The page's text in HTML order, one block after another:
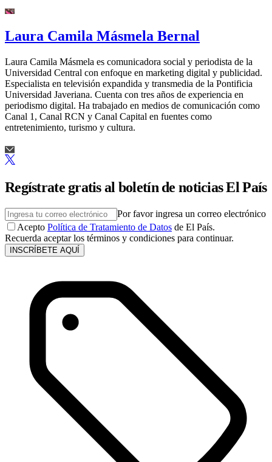
Laura Camila Másmela Bernal
Laura Camila Másmela es comunicadora social y periodista de la
Universidad Central con enfoque en marketing digital y publicidad.
Especialista en televisión expandida y transmedia de la Pontificia
Universidad Javeriana. Cuenta con tres años de experiencia en
periodismo digital. Ha trabajado en medios de comunicación como
Canal 1, Canal RCN y Canal Capital en fuentes como
entretenimiento, turismo y cultura.
Regístrate gratis al boletín de noticias El País
Por favor ingresa un correo electrónico
Acepto Política de Tratamiento de Datos de El País.
Recuerda aceptar los términos y condiciones para continuar.
INSCRÍBETE AQUÍ